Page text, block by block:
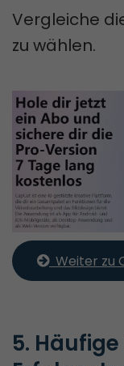
Vergleiche
zu wählen.
Weiter
5.